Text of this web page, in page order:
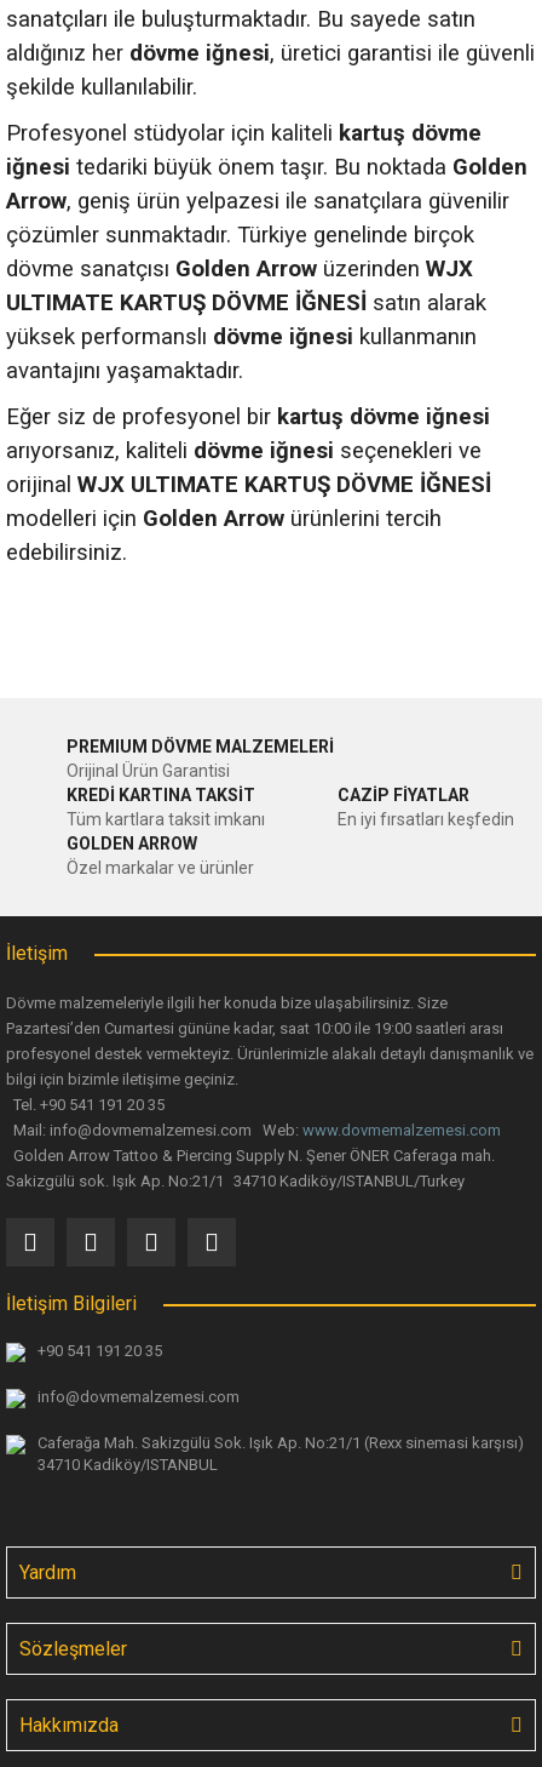
sanatçıları ile buluşturmaktadır. Bu sayede satın
aldığınız her dövme iğnesi, üretici garantisi ile güvenli
şekilde kullanılabilir.
Profesyonel stüdyolar için kaliteli kartuş dövme
iğnesi tedariki büyük önem taşır. Bu noktada Golden
Arrow, geniş ürün yelpazesi ile sanatçılara güvenilir
çözümler sunmaktadır. Türkiye genelinde birçok
dövme sanatçısı Golden Arrow üzerinden WJX
ULTIMATE KARTUŞ DÖVME İĞNESİ satın alarak
yüksek performanslı dövme iğnesi kullanmanın
avantajını yaşamaktadır.
Eğer siz de profesyonel bir kartuş dövme iğnesi
arıyorsanız, kaliteli dövme iğnesi seçenekleri ve
orijinal WJX ULTIMATE KARTUŞ DÖVME İĞNESİ
modelleri için Golden Arrow ürünlerini tercih
edebilirsiniz.
PREMIUM DÖVME MALZEMELERİ
Orijinal Ürün Garantisi
KREDİ KARTINA TAKSİT
Tüm kartlara taksit imkanı
CAZİP FİYATLAR
En iyi fırsatları keşfedin
GOLDEN ARROW
Özel markalar ve ürünler
İletişim
Dövme malzemeleriyle ilgili her konuda bize ulaşabilirsiniz. Size
Pazartesi’den Cumartesi gününe kadar, saat 10:00 ile 19:00 saatleri arası
profesyonel destek vermekteyiz. Ürünlerimizle alakalı detaylı danışmanlık ve
bilgi için bizimle iletişime geçiniz.
Tel. +90 541 191 20 35
Mail: info@dovmemalzemesi.com Web: www.dovmemalzemesi.com
Golden Arrow Tattoo & Piercing Supply N. Şener ÖNER Caferaga mah.
Sakizgülü sok. Işık Ap. No:21/1 34710 Kadiköy/ISTANBUL/Turkey
İletişim Bilgileri
+90 541 191 20 35
info@dovmemalzemesi.com
Caferağa Mah. Sakizgülü Sok. Işık Ap. No:21/1 (Rexx sinemasi karşısı)
34710 Kadiköy/ISTANBUL
Yardım
Sözleşmeler
Hakkımızda